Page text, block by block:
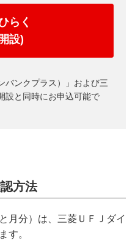
ンドラップの契約締結年月日
）の翌々営業日までの期間。
（または追加入金）の事務手続
らく
設)
バンクプラス）」および三
設と同時にお申込可能で
方法
月分）は、三菱ＵＦＪダイ
す。